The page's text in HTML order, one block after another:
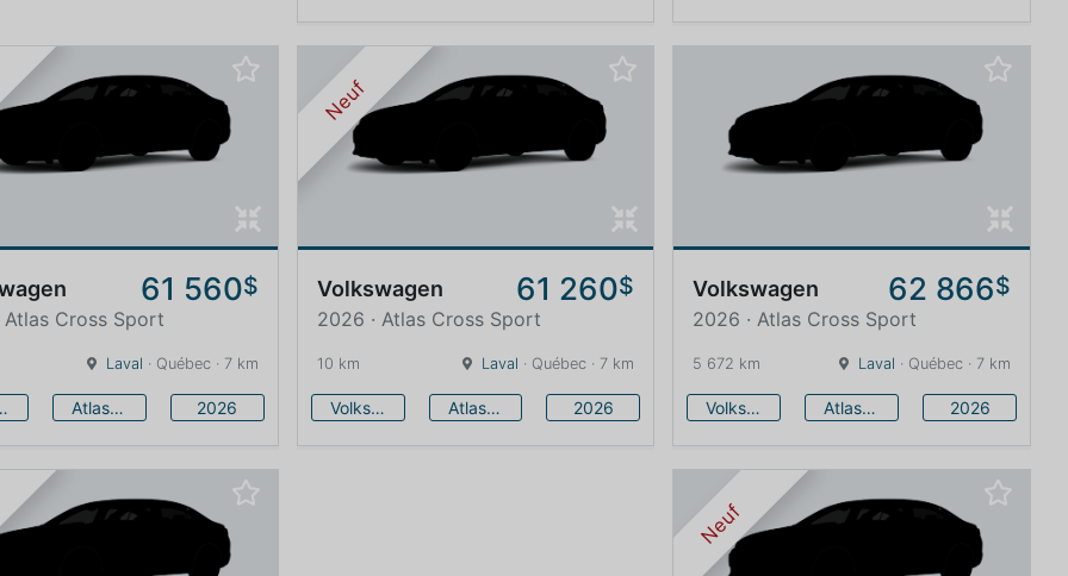
61 560$
Atlas Cross Sport
Laval · Québec · 7 km
Atlas Cross Sport 2026
Neuf
Volkswagen 61 260$
2026 · Atlas Cross Sport
10 km Laval · Québec · 7 km
Volkswagen Atlas Cross Sport 2026
Volkswagen 62 866$
2026 · Atlas Cross Sport
5 672 km Laval · Québec · 7 km
Volkswagen Atlas Cross Sport 2026
Neuf